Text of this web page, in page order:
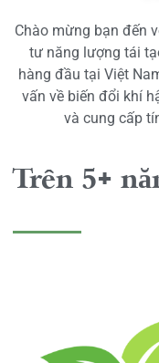
Chào mừng bạn đến
tư năng lượng tái
hàng đầu tại Việt
vấn về biến đổi khí
và cung cấp
Trên 5+